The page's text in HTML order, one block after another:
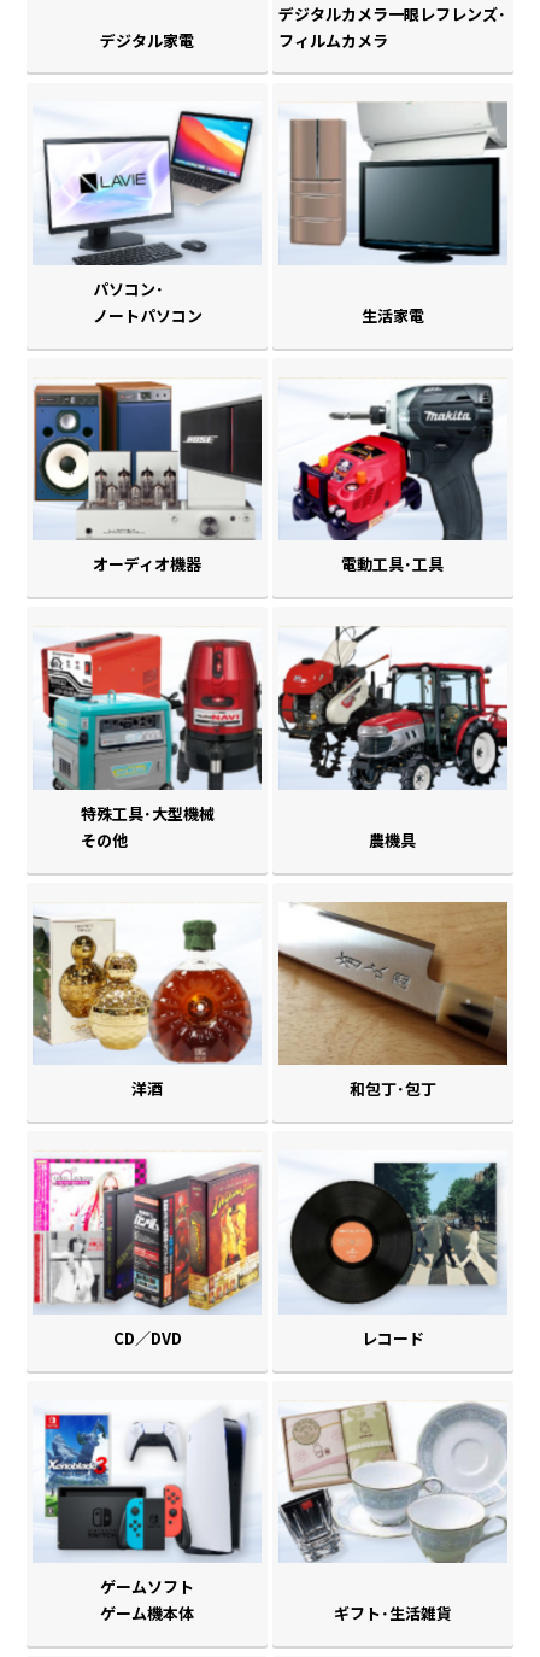
デジタル家電
デジタルカメラ一眼レフレンズ･
フィルムカメラ
パソコン･
ノートパソコン
生活家電
オーディオ機器 電動工具･工具
特殊工具･大型機械
その他
農機具
洋酒 和包丁･包丁
CD／DVD レコード
ゲームソフト
ゲーム機本体
ギフト･生活雑貨